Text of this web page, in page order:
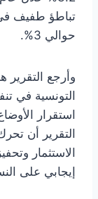
حوالي 3%.
وأرجع التقرير
التونسية في
استقرار
التقرير أن
الاستثمار
إيجابي على